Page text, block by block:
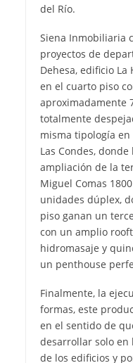
del Río.
Siena Inmobiliaria
proyectos de
Dehesa, edificio
en el cuarto piso
aproximadamente
totalmente
misma tipología
Las Condes,
ampliación de la
Miguel Comas
unidades dúplex,
piso ganan un
con un amplio
hidromasaje y
un penthouse
Finalmente, la
formas, este
en el sentido de
desarrollar solo
de los edificios y